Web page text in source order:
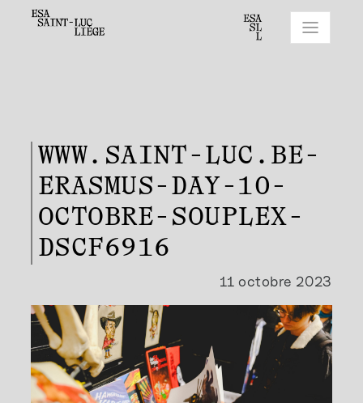
WWW.SAINT-LUC.BE-
ERASMUS-DAY-10-
OCTOBRE-SOUPLEX-
DSCF6916
11 octobre 2023